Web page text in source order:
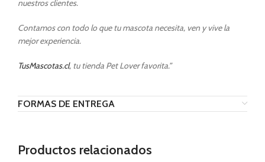
nuestros clientes.
Contamos con todo lo que tu mascota necesita, ven y vive la
mejor experiencia.
TusMascotas.cl, tu tienda Pet Lover favorita.”
FORMAS DE ENTREGA
Productos relacionados